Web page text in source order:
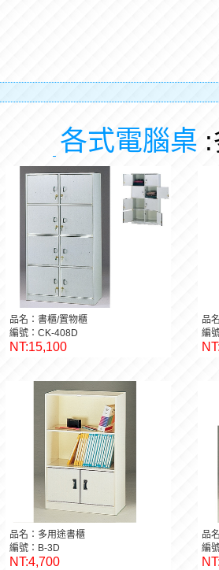
有電
各式電腦桌
品名：書櫃/置物櫃
編號：CK-408D
NT:15,100
品
編
品名：多用途書櫃
編號：B-3D
NT:4,700
品
編